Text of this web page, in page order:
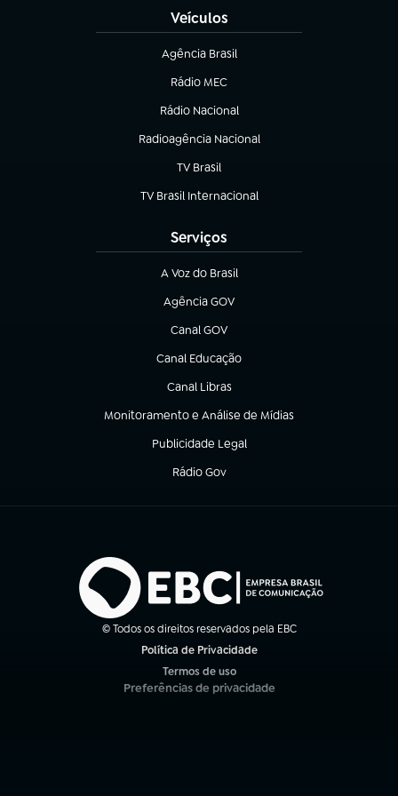
Veículos
Agência Brasil
(abre em nova aba)
Rádio MEC
(abre em nova aba)
Rádio Nacional
Radioagência Nacional
(abre em nova aba)
TV Brasil
(abre em nova aba)
TV Brasil Internacional
(abre em nova aba)
Serviços
A Voz do Brasil
(abre em nova aba)
Agência GOV
(abre em nova aba)
Canal GOV
(abre em nova aba)
Canal Educação
(abre em nova aba)
Canal Libras
(abre em nova aba)
Monitoramento e Análise de Mídias
(abre em nova aba)
Publicidade Legal
(abre em nova aba)
Rádio Gov
(abre em nova aba)
© Todos os direitos reservados pela EBC
Política de Privacidade
Termos de uso
(abre em nova aba)
Preferências de privacidade